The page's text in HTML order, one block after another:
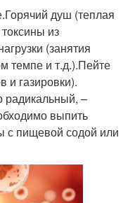
душ (теплая
из
(занятия
темпе и т.д.).Пейте
и газировки).
радикальный, –
выпить
с пищевой содой или